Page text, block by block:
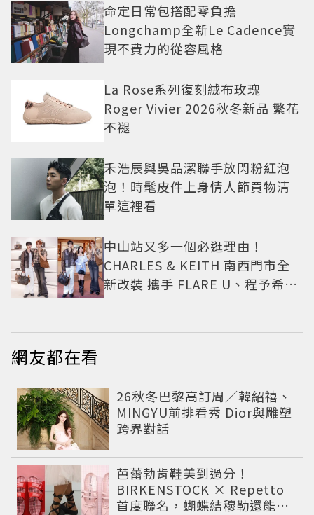
命定日常包搭配零負擔
Longchamp全新Le Cadence實
現不費力的從容風格
La Rose系列復刻絨布玫瑰
Roger Vivier 2026秋冬新品 繁花
不褪
禾浩辰與吳品潔聯手放閃粉紅泡
泡！時髦皮件上身情人節買物清
單這裡看
中山站又多一個必逛理由！
CHARLES & KEITH 南西門市全
新改裝 攜手 FLARE U、程予希演
網友都在看
26秋冬巴黎高訂周／韓紹禧、
MINGYU前排看秀 Dior與雕塑
跨界對話
芭蕾勃肯鞋美到過分！
BIRKENSTOCK × Repetto
首度聯名，蝴蝶結穆勒還能綁